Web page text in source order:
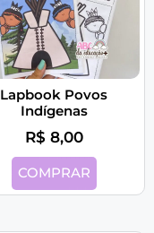
Lapbook Povos
Indígenas
R$ 8,00
COMPRAR